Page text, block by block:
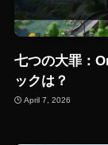
七つの大罪：
ックは？
April 7, 2026